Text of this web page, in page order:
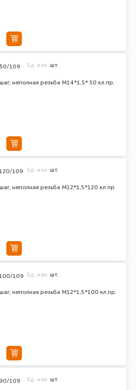
неполная резьба M14*1,5* 50 кл.пр.
109 Ед. изм. шт.
неполная резьба M12*1,5*120 кл.пр.
109 Ед. изм. шт.
неполная резьба M12*1,5*100 кл.пр.
109 Ед. изм. шт.
109 Ед. изм. шт.